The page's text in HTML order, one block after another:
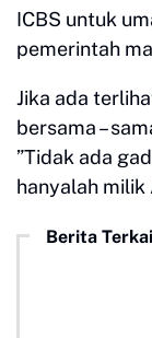
ICBS untuk
pemerintah
Jika ada
bersama –
”Tidak ada
hanyalah milik
Berita